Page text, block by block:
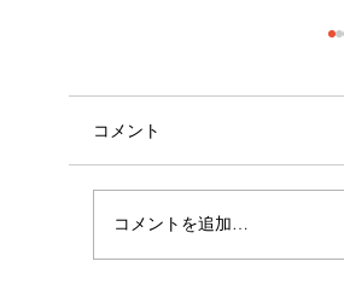
心斎橋店 店長就任！！
コメント
コメントを追加…